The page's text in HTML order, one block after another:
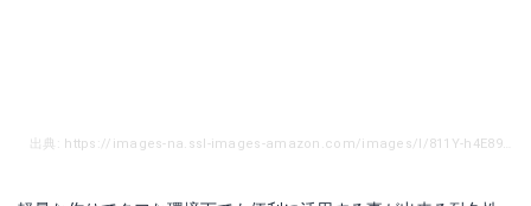
出典: https://images-na.ssl-images-amazon.com/images/I/811Y-h4E89L._SL1500_.jpg